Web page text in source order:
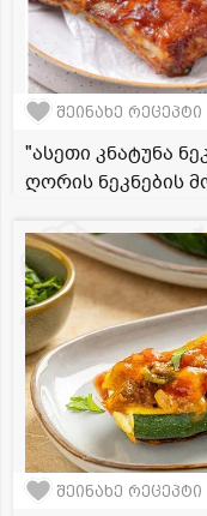
შეინახე რეცეპტი
"ასეთი კნატუნა
ღორის ნეკნების
შეინახე რეცეპტი